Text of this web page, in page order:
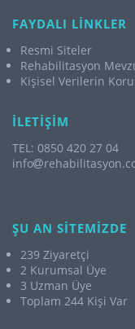
FAYDALI LİNKLER
Resmi Siteler
Rehabilitasyon
Kişisel Verilerin
İLETİŞİM
TEL: 0850 420 27 04
info
ŞU AN SİTEMİZDE
239 Ziyaretçi
2 Kurumsal Üye
3 Uzman Üye
Toplam 244 Kişi Var